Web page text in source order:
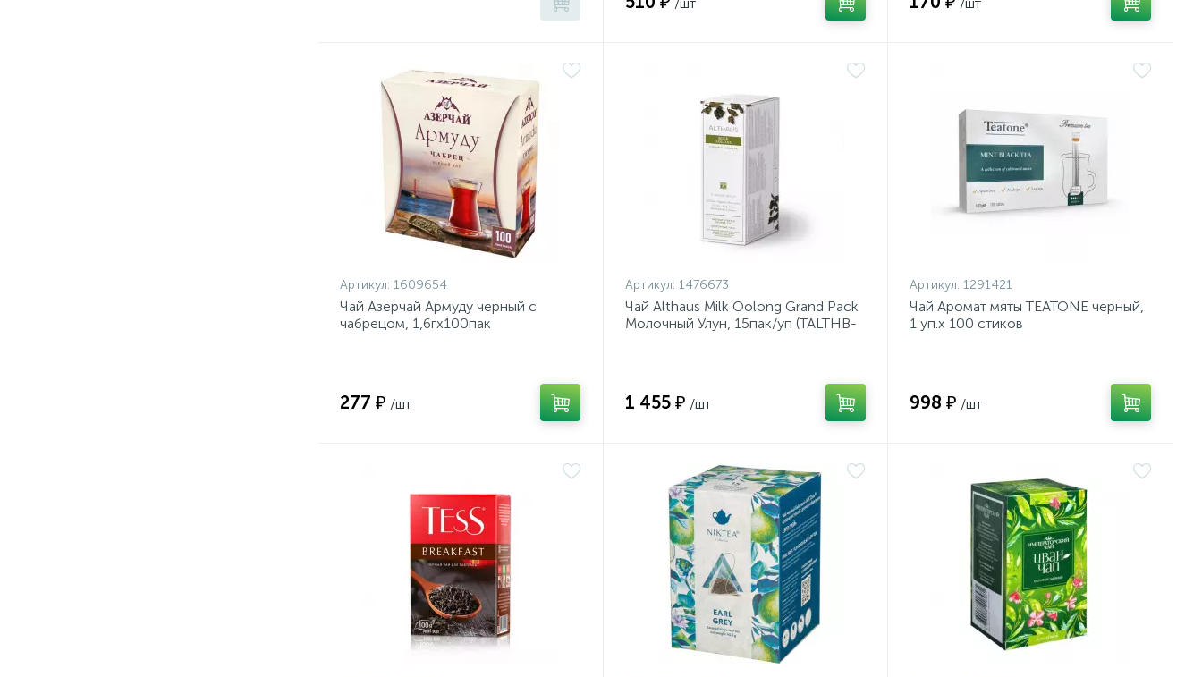
Артикул: 1609654
Чай Азерчай Армуду черный с
чабрецом, 1,6гх100пак
277 ₽ /шт
Артикул: 1476673
Чай Althaus Milk Oolong Grand Pack
Молочный Улун, 15пак/уп (TALTHB-
1 455 ₽ /шт
Артикул: 1291421
Чай Аромат мяты TEATONE черный,
1 уп.x 100 стиков
998 ₽ /шт